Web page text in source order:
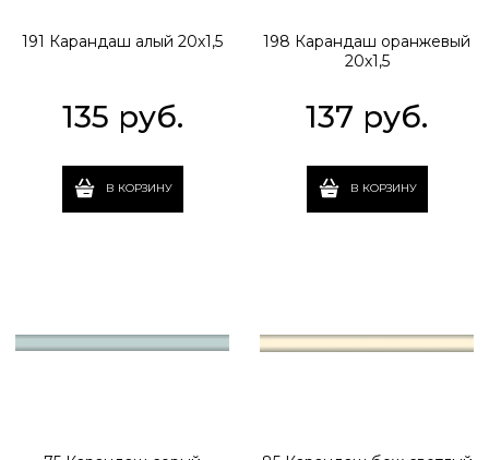
191 Карандаш алый 20х1,5
135 руб.
В КОРЗИНУ
198 Карандаш оранжевый
20х1,5
137 руб.
В КОРЗИНУ